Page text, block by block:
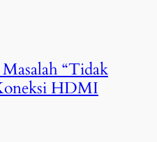
“Tidak
HDMI